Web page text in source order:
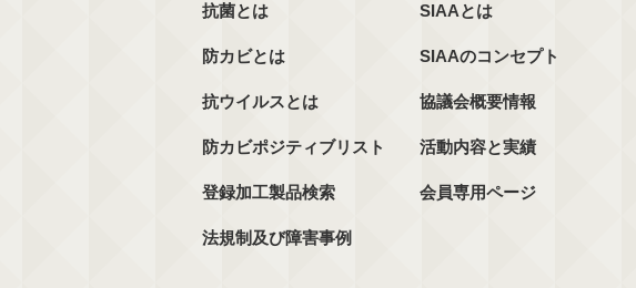
抗菌とは
防カビとは
抗ウイルスとは
防カビポジティブリスト
登録加工製品検索
法規制及び障害事例
SIAAとは
SIAAのコンセプト
協議会概要情報
活動内容と実績
会員専用ページ